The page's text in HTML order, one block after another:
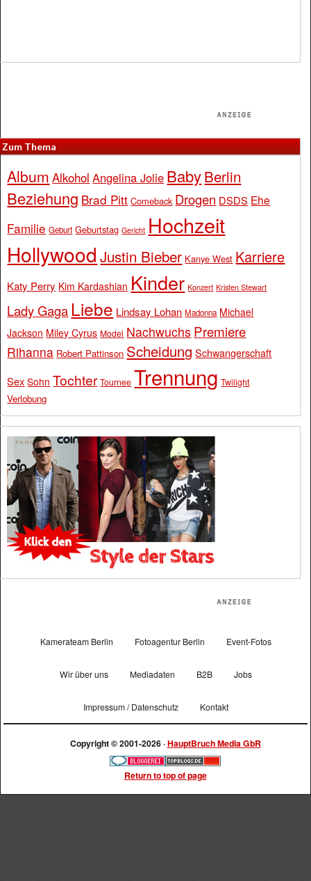
Zum Thema
Album Alkohol Angelina Jolie BabyBerlin
Beziehung Brad Pitt Comeback Drogen DSDS Ehe
Familie Geburt Geburtstag Gericht Hochzeit
Hollywood Justin Bieber Kanye West Karriere
Katy Perry Kim Kardashian Kinder Konzert Kristen Stewart
Lady Gaga Liebe Lindsay Lohan Madonna Michael
Jackson Miley Cyrus Model Nachwuchs Premiere
Rihanna Robert Pattinson Scheidung Schwangerschaft
Sex Sohn Tochter Tournee Trennung Twilight
Verlobung
Kamerateam Berlin Fotoagentur Berlin Event-Fotos
Wir über uns Mediadaten B2B Jobs
Impressum / Datenschutz Kontakt
Copyright © 2001-2026 ·HauptBruch Media GbR
Return to top of page